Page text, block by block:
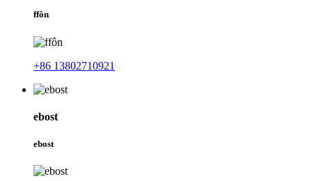
ffôn
+86 13802710921
ebost
ebost